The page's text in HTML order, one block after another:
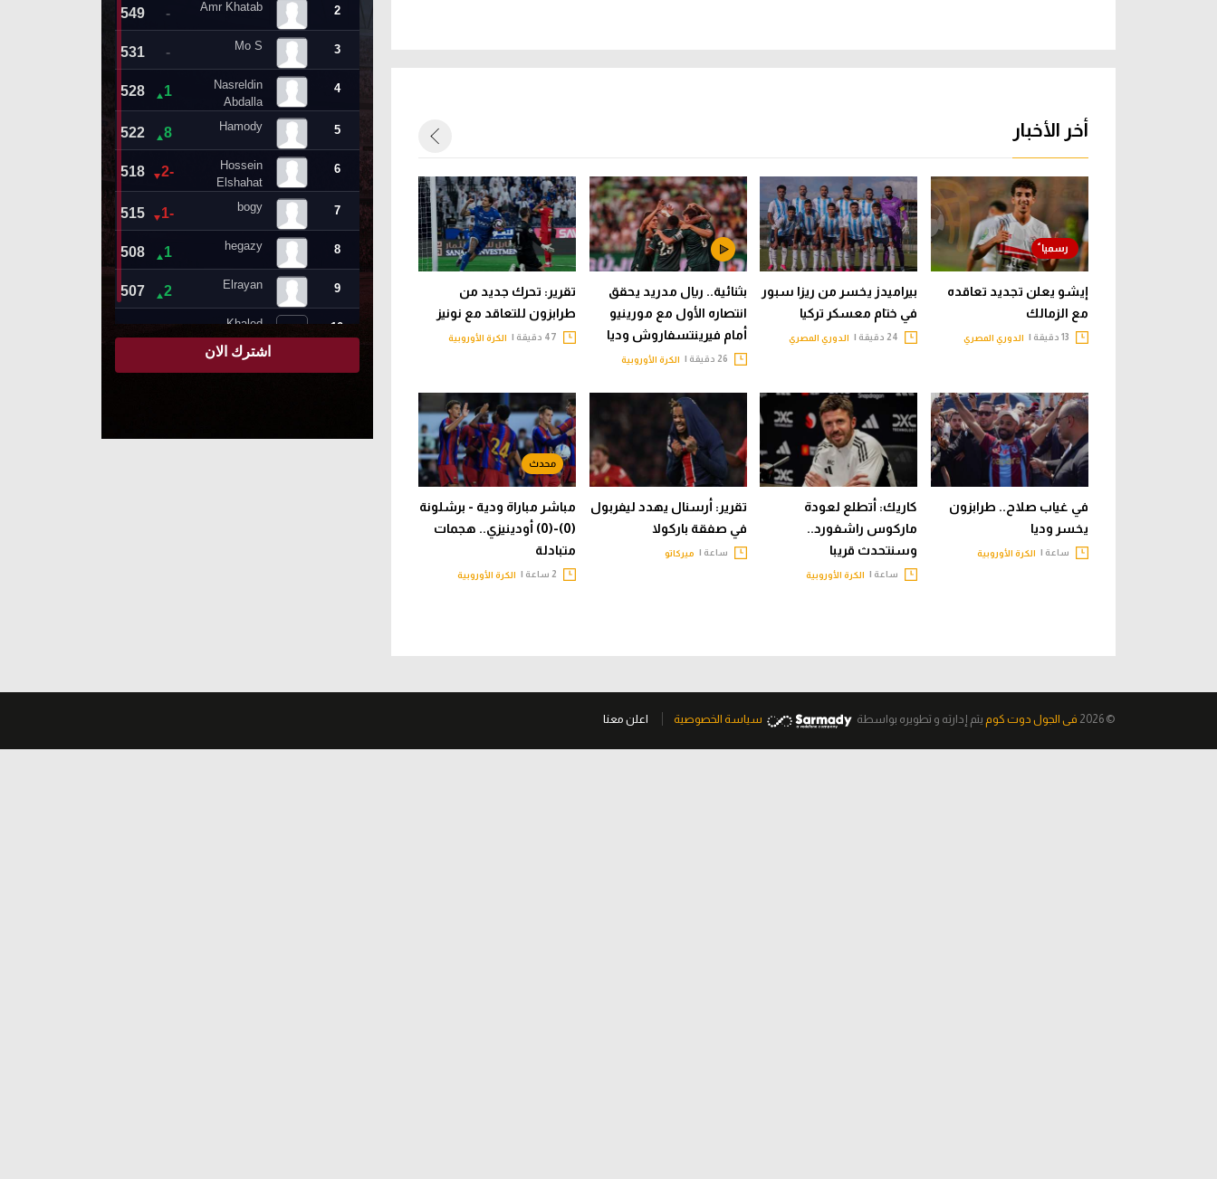
أخر الأخبار
إيشو يعلن تجديد تعاقده
مع الزمالك
الدوري المصري
بيراميدز يخسر من ريزا سبور
في ختام معسكر تركيا
الدوري المصري
بثنائية.. ريال مدريد يحقق
انتصاره الأول مع مورينيو
أمام فيرينتسفاروش وديا
الكرة الأوروبية
تقرير: تحرك جديد من
طرابزون للتعاقد مع نونيز
الكرة الأوروبية
في غياب صلاح.. طرابزون
يخسر وديا
ساعة | الكرة الأوروبية
كاريك: أتطلع لعودة
ماركوس راشفورد..
وسنتحدث قريبا
ساعة | الكرة الأوروبية
تقرير: أرسنال يهدد ليفربول
في صفقة باركولا
ساعة | ميركاتو
مباشر مباراة ودية - برشلونة
(0)-(0) أودينيزي.. هجمات
متبادلة
الكرة الأوروبية
© 2026 فى الجول دوت كوم يتم إدارته و تطويره بواسطة سياسة الخصوصية اعلن معنا